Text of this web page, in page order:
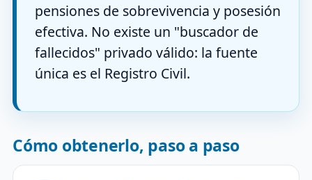
pensiones de sobrevivencia y posesión
efectiva. No existe un "buscador de
fallecidos" privado válido: la fuente
única es el Registro Civil.
Cómo obtenerlo, paso a paso